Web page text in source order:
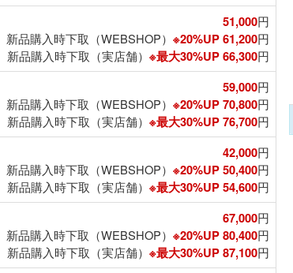
51,000円
新品購入時下取（WEBSHOP） ※20%UP 61,200円
新品購入時下取（実店舗） ※最大30%UP 66,300円
59,000円
新品購入時下取（WEBSHOP） ※20%UP 70,800円
新品購入時下取（実店舗） ※最大30%UP 76,700円
42,000円
新品購入時下取（WEBSHOP） ※20%UP 50,400円
新品購入時下取（実店舗） ※最大30%UP 54,600円
67,000円
新品購入時下取（WEBSHOP） ※20%UP 80,400円
新品購入時下取（実店舗） ※最大30%UP 87,100円